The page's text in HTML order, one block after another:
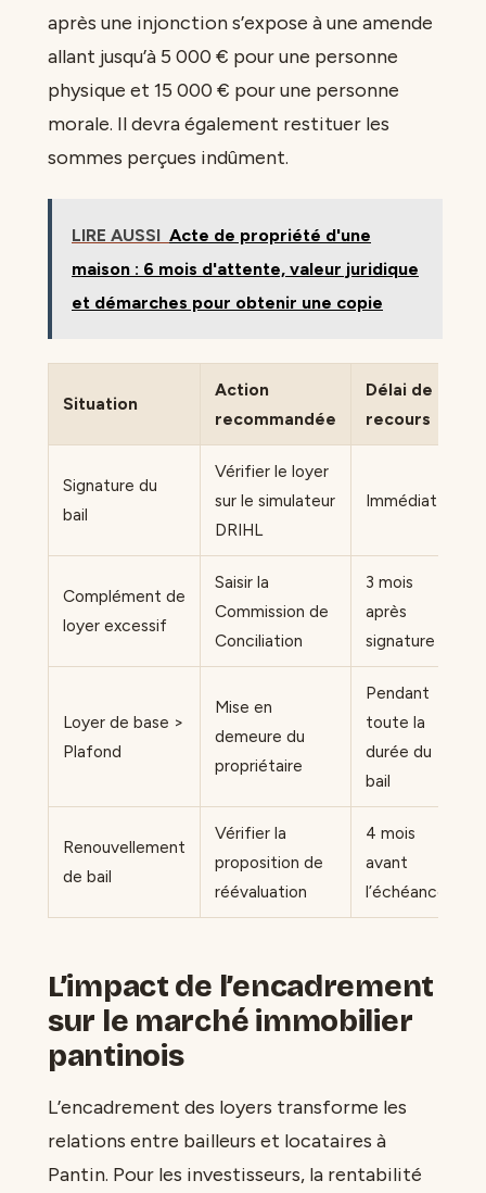
après une injonction s’expose à une amende
allant jusqu’à 5 000 € pour une personne
physique et 15 000 € pour une personne
morale. Il devra également restituer les
sommes perçues indûment.
LIRE AUSSI Acte de propriété d'une
maison : 6 mois d'attente, valeur juridique
et démarches pour obtenir une copie
Situation
Action
recommandée
Délai de
recours
Signature du
bail
Vérifier le loyer
sur le simulateur
DRIHL
Immédiat
Complément de
loyer excessif
Saisir la
Commission de
Conciliation
3 mois
après
signature
Loyer de base >
Plafond
Mise en
demeure du
propriétaire
Pendant
toute la
durée du
bail
Renouvellement
de bail
Vérifier la
proposition de
réévaluation
4 mois
avant
l’échéance
L’impact de l’encadrement
sur le marché immobilier
pantinois
L’encadrement des loyers transforme les
relations entre bailleurs et locataires à
Pantin. Pour les investisseurs, la rentabilité